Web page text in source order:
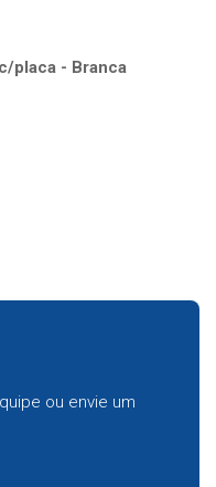
placa - Branca
ou envie um